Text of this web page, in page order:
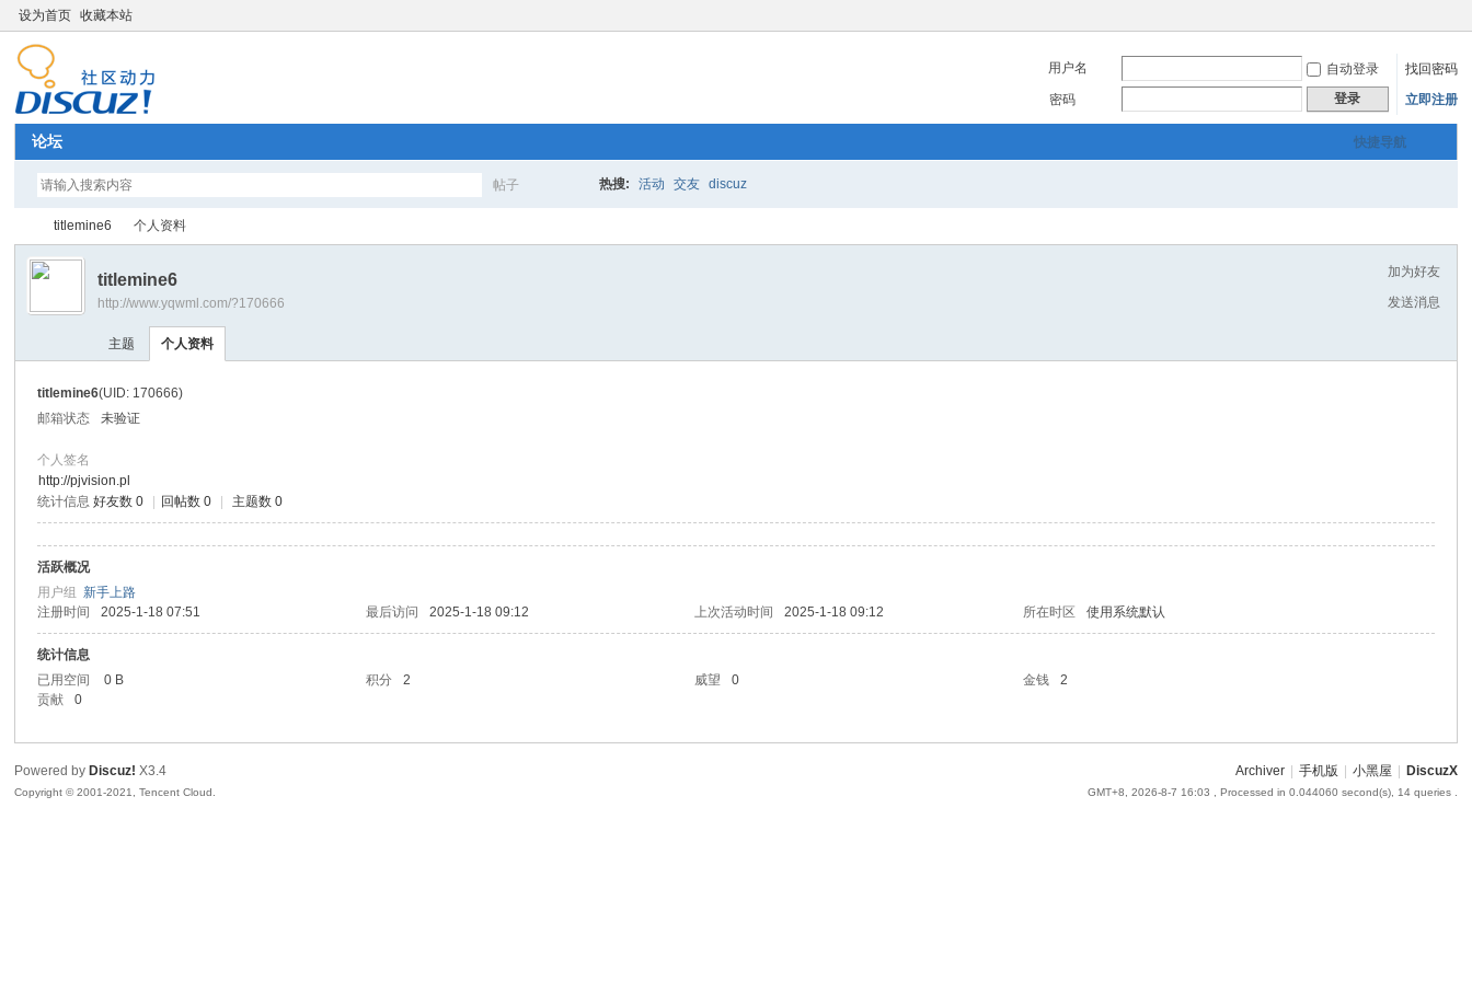
设为首页 收藏本站
用户名 自动登录
找回密码
密码
登录 立即注册
快捷导航
论坛
帖子 热搜: 活动 交友 discuz
›
titlemine6 个人资料
加为好友
发送消息
titlemine6
http://www.yqwml.com/?170666
主题 个人资料
titlemine6(UID: 170666)
邮箱状态
未验证
个人签名
http://pjvision.pl
统计信息 好友数 0 回帖数 0 主题数 0
活跃概况
用户组新手上路
注册时间
2025-1-18 07:51 最后访问 2025-1-18 09:12 上次活动时间 2025-1-18 09:12 所在时区 使用系统默认
统计信息
已用空间
0 B 积分 2 威望 0 金钱
2
贡献
0
Archiver 手机版 小黑屋 DiscuzX
GMT+8, 2026-8-7 16:03 , Processed in 0.044060 second(s), 14 queries .
Powered by Discuz! X3.4
Copyright © 2001-2021, Tencent Cloud.